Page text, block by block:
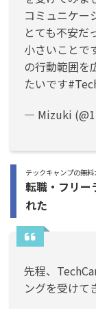
コミュニケー
とても不安だ
小さいことで
の行動範囲を
たいです
— Mizuki
テックキャンプの無
転職・フリー
れた
先程、
ングを受けて